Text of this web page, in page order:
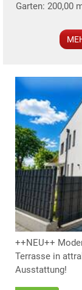
Garten: 200,00
++NEU++
Terrasse in
Ausstattung!